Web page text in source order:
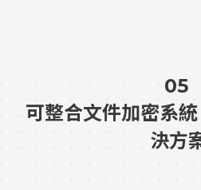
05
可整合文件加密系
決方